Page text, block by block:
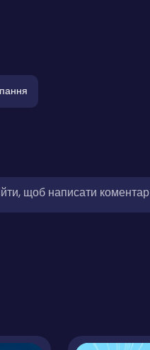
щоб написати коментар